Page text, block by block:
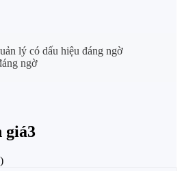
lý có dấu hiệu đáng ngờ
ngờ
giá3